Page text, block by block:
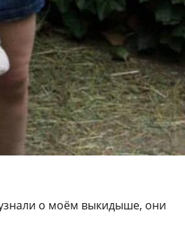
узнали о моём выкидыше, они